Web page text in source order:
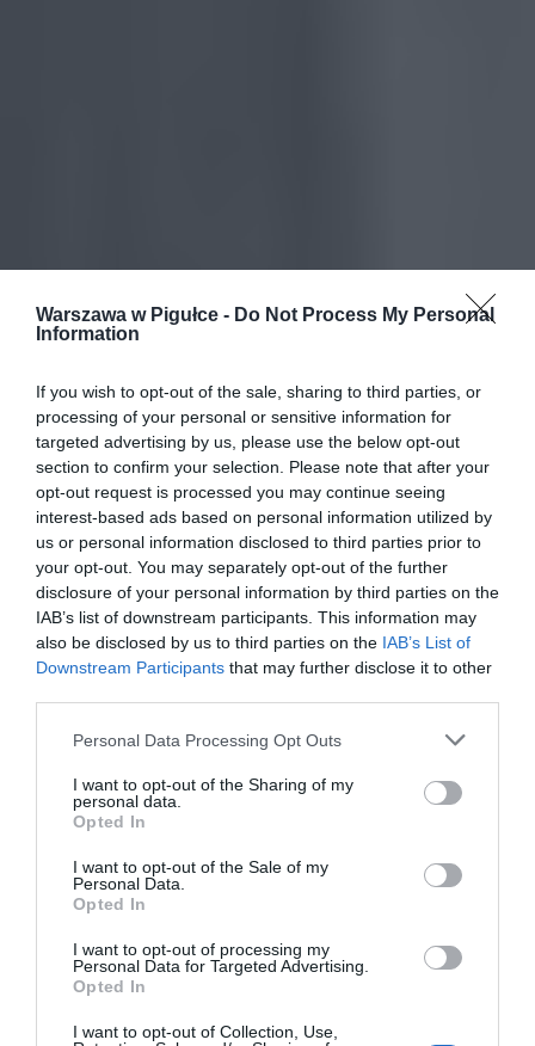
Warszawa w Pigułce - Do Not Process My Personal
Information
If you wish to opt-out of the sale, sharing to third parties, or
processing of your personal or sensitive information for
targeted advertising by us, please use the below opt-out
section to confirm your selection. Please note that after your
opt-out request is processed you may continue seeing
interest-based ads based on personal information utilized by
us or personal information disclosed to third parties prior to
your opt-out. You may separately opt-out of the further
disclosure of your personal information by third parties on the
IAB’s list of downstream participants. This information may
also be disclosed by us to third parties on the IAB’s List of
Downstream Participants that may further disclose it to other
Personal Data Processing Opt Outs
I want to opt-out of the Sharing of my
personal data.
Opted In
I want to opt-out of the Sale of my
Personal Data.
Opted In
I want to opt-out of processing my
Personal Data for Targeted Advertising.
Opted In
I want to opt-out of Collection, Use,